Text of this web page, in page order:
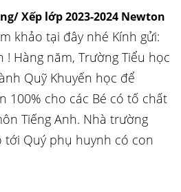
Xếp lớp 2023-2024 Newton
khảo tại đây nhé Kính gửi:
! Hàng năm, Trường Tiểu học
Quỹ Khuyến học để
100% cho các Bé có tố chất
Tiếng Anh. Nhà trường
Quý phụ huynh có con